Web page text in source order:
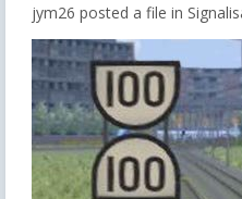
jym26 posted a file in